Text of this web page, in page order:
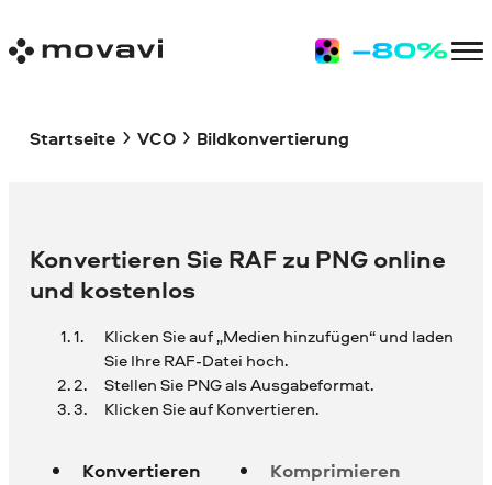
Startseite VCO Bildkonvertierung
Konvertieren Sie RAF zu PNG online
und kostenlos
Klicken Sie auf „Medien hinzufügen“ und laden
Sie IhreRAF-Datei hoch.
Stellen Sie PNG als Ausgabeformat.
Klicken Sie auf Konvertieren.
Konvertieren Komprimieren